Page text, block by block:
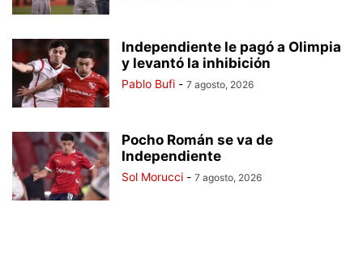
Independiente le pagó a Olimpia
y levantó la inhibición
Pablo Bufi - 7 agosto, 2026
Pocho Román se va de
Independiente
Sol Morucci - 7 agosto, 2026